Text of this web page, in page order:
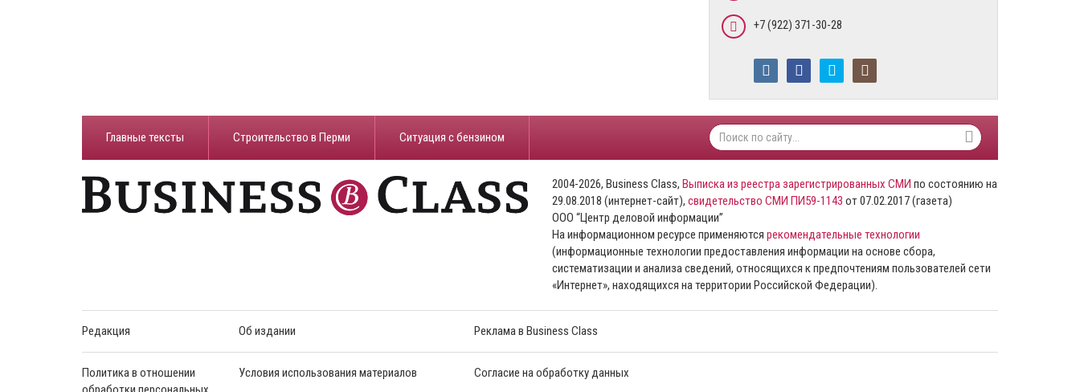
+7 (922) 371-30-28
Главные тексты Строительство в Перми ​Ситуация с бензином
2004-2026, Business Class, Выписка из реестра зарегистрированных СМИ по состоянию на
29.08.2018 (интернет-сайт), свидетельство СМИ ПИ59-1143 от 07.02.2017 (газета)
ООО “Центр деловой информации”
На информационном ресурсе применяются рекомендательные технологии
(информационные технологии предоставления информации на основе сбора,
систематизации и анализа сведений, относящихся к предпочтениям пользователей сети
«Интернет», находящихся на территории Российской Федерации).
Редакция Об издании Реклама в Business Class
Политика в отношении
Условия использования материалов Согласие на обработку данных